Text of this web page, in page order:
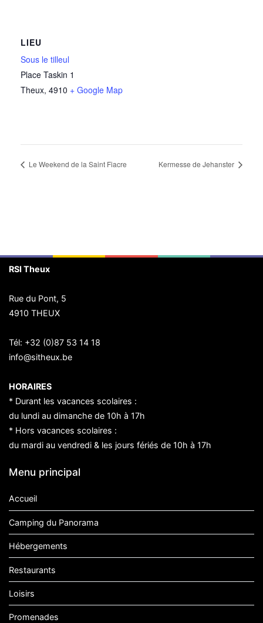
LIEU
Sous le tilleul
Place Taskin 1
Theux, 4910 + Google Map
Le Weekend de la Saint Fiacre Kermesse de Jehanster
RSI Theux
Rue du Pont, 5
4910 THEUX
Tél: +32 (0)87 53 14 18
info@sitheux.be
HORAIRES
* Durant les vacances scolaires :
du lundi au dimanche de 10h à 17h
* Hors vacances scolaires :
du mardi au vendredi & les jours fériés de 10h à 17h
Menu principal
Accueil
Camping du Panorama
Hébergements
Restaurants
Loisirs
Promenades